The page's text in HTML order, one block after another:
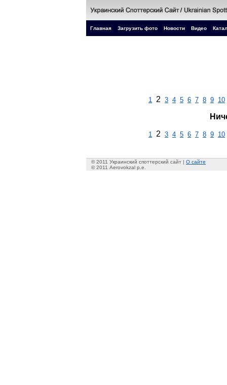
Главная Загрузить фото Новости Видео
1 2 3 4 5 6 7 8 9 10
1 2 3 4 5 6 7 8 9 10
© 2011 Украинский споттерский сайт | О сайте
© 2011 Aerovokzal p.e.